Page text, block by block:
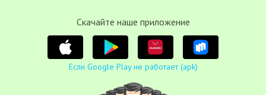
Cкачайте наше приложение
Если Google Play не работает (apk)